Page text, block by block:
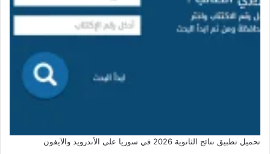
تحميل تطبيق نتائج الثانوية 2026 في سوريا على الأندرويد والآيفون